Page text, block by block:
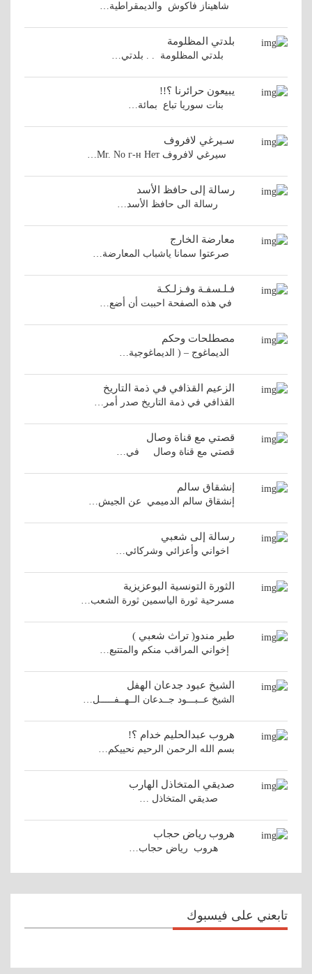
شاهيناز فاكوش والديمقراطية…
بلدتي المظلومة
بلدتي المظلومة . . بلدتي…
يبيعون حرائرنا ؟!!
بنات سوريا تباع بمائة…
سـيرغي لافروف
سيرغي لافروف Mr. No г-н Нет…
رسالة إلى حافظ الأسد
رسالة الى حافظ الأسد…
معارضة الخارج
صرعتوا سمانا ياشباب المعارضة…
فـلـسفـة وفـزلـكـة
في هذه الصفحة احببت أن أضع…
مصطلحات وحكم
الديماغوج – ( الديماغوجية…
الزعيم القذافي في ذمة التاريخ
القذافي في ذمة التاريخ صدر أمر…
قصتي مع قناة وصال
قصتي مع قناة وصال في…
إنشقاق سالم
إنشقاق سالم الدميمي عن الجيش…
رسالة إلى شعبي
اخواني وأعزائي وشركائي…
الثورة التونسية البوعزيزية
مسرحية ثورة الياسمين ثورة الشعب…
طير مندو( تراث شعبي )
إخواني المراقب منكم والمتتبع…
الشيخ عبود جدعان الهفل
الشيخ عــبـــود جــدعان الــهــفـــــل…
هروب عبدالحليم خدام ؟!
بسم الله الرحمن الرحيم نحييكم…
صديقي المتخاذل الهارب
صديقي المتخاذل …
هروب رياض حجاب
هروب رياض حجاب…
تابعني على فيسبوك